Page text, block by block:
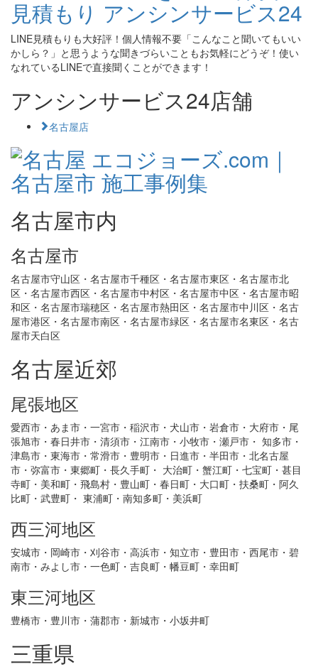
LINE見積もりも大好評！個人情報不要「こんなこと聞いてもいい
かしら？」と思うような聞きづらいこともお気軽にどうぞ！使い
なれているLINEで直接聞くことができます！
アンシンサービス24店舗
名古屋店
名古屋市内
名古屋市
名古屋市守山区・名古屋市千種区・名古屋市東区・名古屋市北
区・名古屋市西区・名古屋市中村区・名古屋市中区・名古屋市昭
和区・名古屋市瑞穂区・名古屋市熱田区・名古屋市中川区・名古
屋市港区・名古屋市南区・名古屋市緑区・名古屋市名東区・名古
屋市天白区
名古屋近郊
尾張地区
愛西市・あま市・一宮市・稲沢市・犬山市・岩倉市・大府市・尾
張旭市・春日井市・清須市・江南市・小牧市・瀬戸市・ 知多市・
津島市・東海市・常滑市・豊明市・日進市・半田市・北名古屋
市・弥富市・東郷町・長久手町・ 大治町・蟹江町・七宝町・甚目
寺町・美和町・飛島村・豊山町・春日町・大口町・扶桑町・阿久
比町・武豊町・ 東浦町・南知多町・美浜町
西三河地区
安城市・岡崎市・刈谷市・高浜市・知立市・豊田市・西尾市・碧
南市・みよし市・一色町・吉良町・幡豆町・幸田町
東三河地区
豊橋市・豊川市・蒲郡市・新城市・小坂井町
三重県